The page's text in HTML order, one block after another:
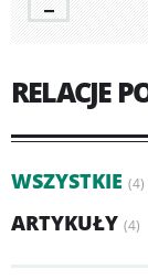
RELACJE
WSZYSTKIE (4)
ARTYKUŁY (4)